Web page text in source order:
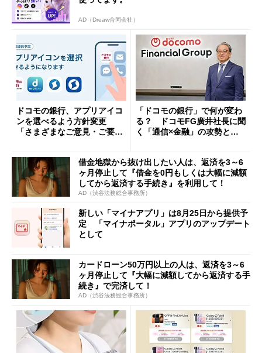
AD（Dreaw合同会社）
ドコモの銀行、アプリアイコ
ンを選べるよう方針変更
「さまざまなご意見・ご要望
「ドコモの銀行」で何が変わ
る？ ドコモFG廣井社長に聞
く「通信×金融」の攻勢とグ
借金地獄から抜け出したい人は、返済を3～6
ヶ月停止して『借金を0円もしくは大幅に減額
してから返済する手続き』を利用して！
AD（渋谷法務総合事務所）
新しい「マイナアプリ」は8月25日から提供予
定 「マイナポータル」アプリのアップデート
として
カードローン50万円以上の人は、返済を3～6
ヶ月停止して『大幅に減額してから返済する手
続き』で完済して！
AD（渋谷法務総合事務所）